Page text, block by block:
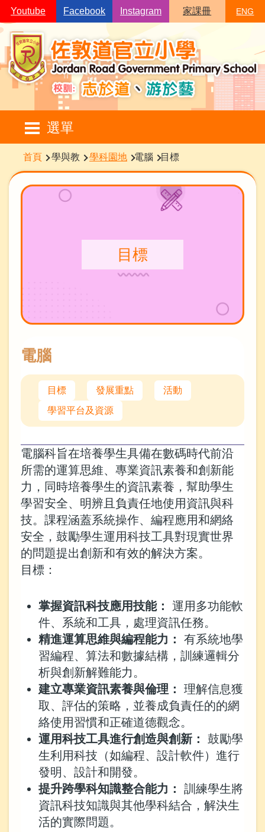
移至主內容
Youtube Facebook Instagram 家課冊 ENG
選單
Main
navigation
導
航
連
首頁 學與教 學科園地 電腦 目標
目標
電腦
目標 發展重點
活動
學習平台及資源
電腦科旨在培養學生具備在數碼時代前沿
所需的運算思維、專業資訊素養和創新能
力，同時培養學生的資訊素養，幫助學生
學習安全、明辨且負責任地使用資訊與科
技。課程涵蓋系統操作、編程應用和網絡
安全，鼓勵學生運用科技工具對現實世界
的問題提出創新和有效的解決方案。
目標：
掌握資訊科技應用技能：
運用多功能軟
件、系統和工具，處理資訊任務。
精進運算思維與編程能力：
有系統地學
習編程、算法和數據結構，訓練邏輯分
析與創新解難能力。
建立專業資訊素養與倫理：
理解信息獲
取、評估的策略，並養成負責任的的網
絡使用習慣和正確道德觀念。
運用科技工具進行創造與創新：
鼓勵學
生利用科技（如編程、設計軟件）進行
發明、設計和開發。
提升跨學科知識整合能力： 訓練學生將
資訊科技知識與其他學科結合，解決生
活的實際問題。